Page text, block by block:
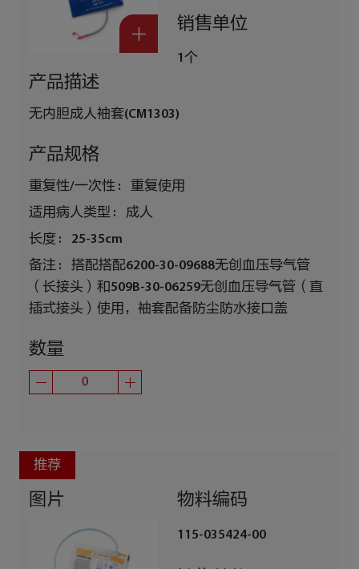
销售单位
1个
产品描述
无内胆成人袖套(CM1303)
产品规格
重复性/一次性 :
重复使用
适用病人类型 :
成人
长度 :
25-35cm
备注 :
搭配搭配6200-30-09688无创血压导气管
（长接头）和509B-30-06259无创血压导气管（直
插式接头）使用，袖套配备防尘防水接口盖
数量
推荐
图片 物料编码
115-035424-00